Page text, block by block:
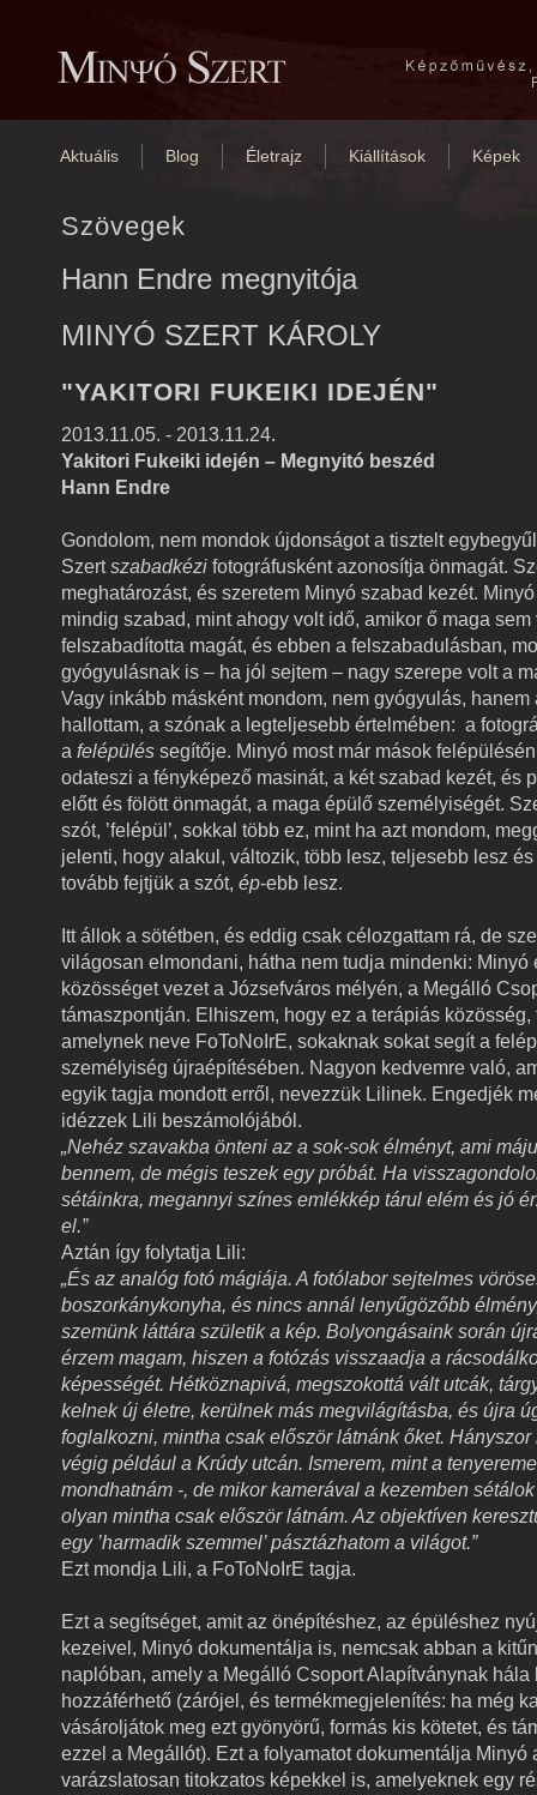
Aktuális Blog Életrajz Kiállítások Képek
Szövegek
Hann Endre megnyitója
MINYÓ SZERT KÁROLY
"YAKITORI FUKEIKI IDEJÉN"
2013.11.05. - 2013.11.24.
Yakitori Fukeiki idején – Megnyitó beszéd
Hann Endre
Gondolom, nem mondok újdonságot a tisztelt
Szertszabadkézi fotográfusként azonosítja önmagát.
meghatározást, és szeretem Minyó szabad kezét.
mindig szabad, mint ahogy volt idő, amikor ő maga
felszabadította magát, és ebben a felszabadulásban,
gyógyulásnak is – ha jól sejtem – nagy szerepe volt a
Vagy inkább másként mondom, nem gyógyulás, hanem
hallottam, a szónak a legteljesebb értelmében: a
a felépülés segítője. Minyó most már mások
odateszi a fényképező masinát, a két szabad kezét, és
előtt és fölött önmagát, a maga épülő személyiségét.
szót, ’felépül’, sokkal több ez, mint ha azt mondom,
jelenti, hogy alakul, változik, több lesz, teljesebb lesz
tovább fejtjük a szót, ép-ebb lesz.
Itt állok a sötétben, és eddig csak célozgattam rá, de
világosan elmondani, hátha nem tudja mindenki: Minyó
közösséget vezet a Józsefváros mélyén, a Megálló
támaszpontján. Elhiszem, hogy ez a terápiás közösség,
amelynek neve FoToNoIrE, sokaknak sokat segít a
személyiség újraépítésében. Nagyon kedvemre való,
egyik tagja mondott erről, nevezzük Lilinek. Engedjék
idézzek Lili beszámolójából.
„Nehéz szavakba önteni az a sok-sok élményt, ami
bennem, de mégis teszek egy próbát. Ha
sétáinkra, megannyi színes emlékkép tárul elém és jó
el.”
Aztán így folytatja Lili:
„És az analóg fotó mágiája. A fotólabor sejtelmes
boszorkánykonyha, és nincs annál lenyűgözőbb
szemünk láttára születik a kép. Bolyongásaink során
érzem magam, hiszen a fotózás visszaadja a
képességét. Hétköznapivá, megszokottá vált utcák,
kelnek új életre, kerülnek más megvilágításba, és újra
foglalkozni, mintha csak először látnánk őket. Hányszor
végig például a Krúdy utcán. Ismerem, mint a
mondhatnám -, de mikor kamerával a kezemben
olyan mintha csak először látnám. Az objektíven
egy ’harmadik szemmel’ pásztázhatom a világot.”
Ezt mondja Lili, a FoToNoIrE tagja.
Ezt a segítséget, amit az önépítéshez, az épüléshez
kezeivel, Minyó dokumentálja is, nemcsak abban a
naplóban, amely a Megálló Csoport Alapítványnak
hozzáférhető (zárójel, és termékmegjelenítés: ha még
vásároljátok meg ezt gyönyörű, formás kis kötetet, és
ezzel a Megállót). Ezt a folyamatot dokumentálja Minyó
varázslatosan titokzatos képekkel is, amelyeknek egy